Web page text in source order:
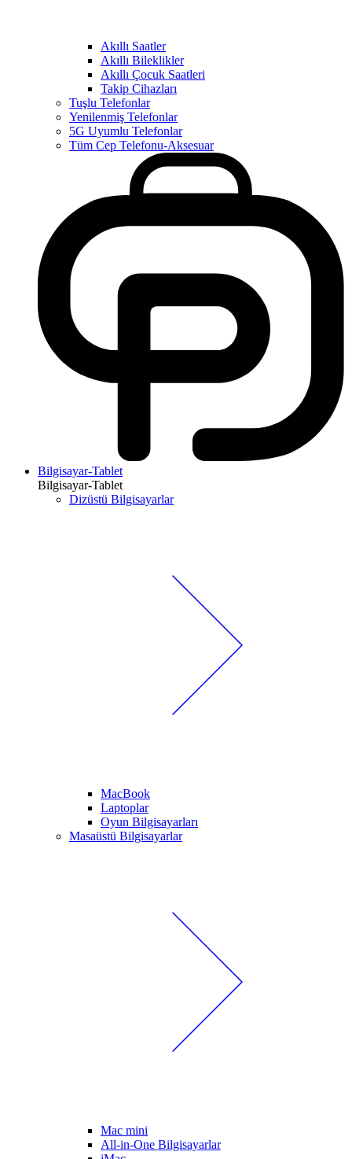
Akıllı Saatler
Akıllı Bileklikler
Akıllı Çocuk Saatleri
Takip Cihazları
Tuşlu Telefonlar
Yenilenmiş Telefonlar
5G Uyumlu Telefonlar
Tüm Cep Telefonu-Aksesuar
Bilgisayar-Tablet
Bilgisayar-Tablet
Dizüstü Bilgisayarlar
MacBook
Laptoplar
Oyun Bilgisayarları
Masaüstü Bilgisayarlar
Mac mini
All-in-One Bilgisayarlar